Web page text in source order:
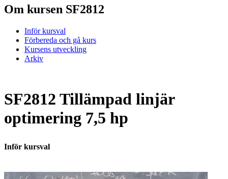
Om kursen SF2812
Inför kursval
Förbereda och gå kurs
Kursens utveckling
Arkiv
SF2812 Tillämpad linjär
optimering 7,5 hp
Inför kursval